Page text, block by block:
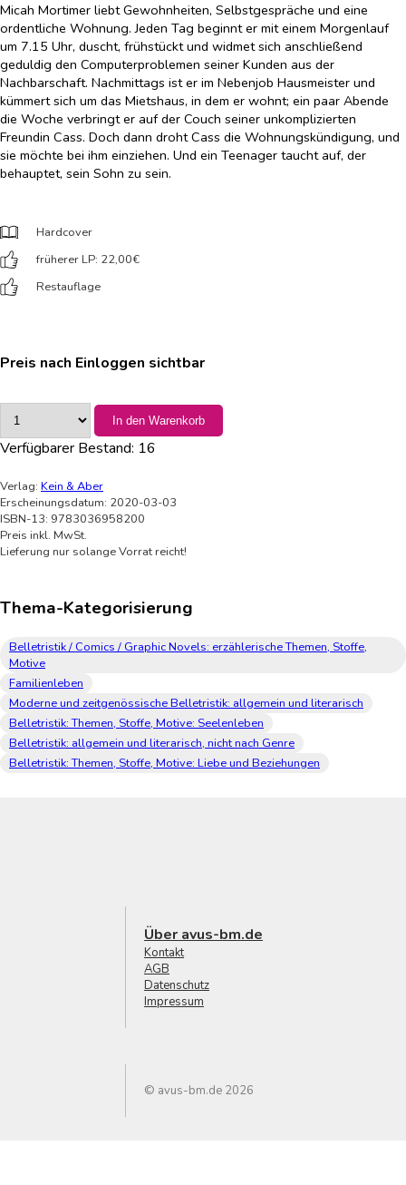
Micah Mortimer liebt Gewohnheiten, Selbstgespräche und eine
ordentliche Wohnung. Jeden Tag beginnt er mit einem Morgenlauf
um 7.15 Uhr, duscht, frühstückt und widmet sich anschließend
geduldig den Computerproblemen seiner Kunden aus der
Nachbarschaft. Nachmittags ist er im Nebenjob Hausmeister und
kümmert sich um das Mietshaus, in dem er wohnt; ein paar Abende
die Woche verbringt er auf der Couch seiner unkomplizierten
Freundin Cass. Doch dann droht Cass die Wohnungskündigung, und
sie möchte bei ihm einziehen. Und ein Teenager taucht auf, der
behauptet, sein Sohn zu sein.
Hardcover
früherer LP: 22,00€
Restauflage
Preis nach Einloggen sichtbar
In den Warenkorb
Verfügbarer Bestand: 16
Verlag: Kein & Aber
Erscheinungsdatum: 2020-03-03
ISBN-13: 9783036958200
Preis inkl. MwSt.
Lieferung nur solange Vorrat reicht!
Thema-Kategorisierung
Belletristik / Comics / Graphic Novels: erzählerische Themen, Stoffe,
Motive
Familienleben
Moderne und zeitgenössische Belletristik: allgemein und literarisch
Belletristik: Themen, Stoffe, Motive: Seelenleben
Belletristik: allgemein und literarisch, nicht nach Genre
Belletristik: Themen, Stoffe, Motive: Liebe und Beziehungen
Über avus-bm.de
Kontakt
AGB
Datenschutz
Impressum
© avus-bm.de 2026